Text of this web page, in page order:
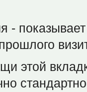
-
этой